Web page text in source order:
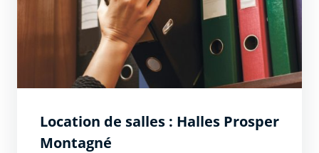
Location de salles : Halles Prosper
Montagné